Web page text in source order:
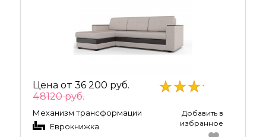
Цена от 36 200 руб.
48120 руб.
Механизм трансформации
Еврокнижка
Добавить в
избранное